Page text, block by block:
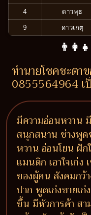
4 ดาวพุธ
9 ดาวเกตุ
ทำนายโชคชะตา
0855564964 เ
มีความอ่อนหวาน
สนุกสนาน ช่างพูด
หวาน อ่อนโยน ฝัก
แมนติก เอาใจเก่ง
ของผู้คน สังคมกว้า
ปาก พูดเก่งขายเ
ขึ้น มีหัวการค้า สา